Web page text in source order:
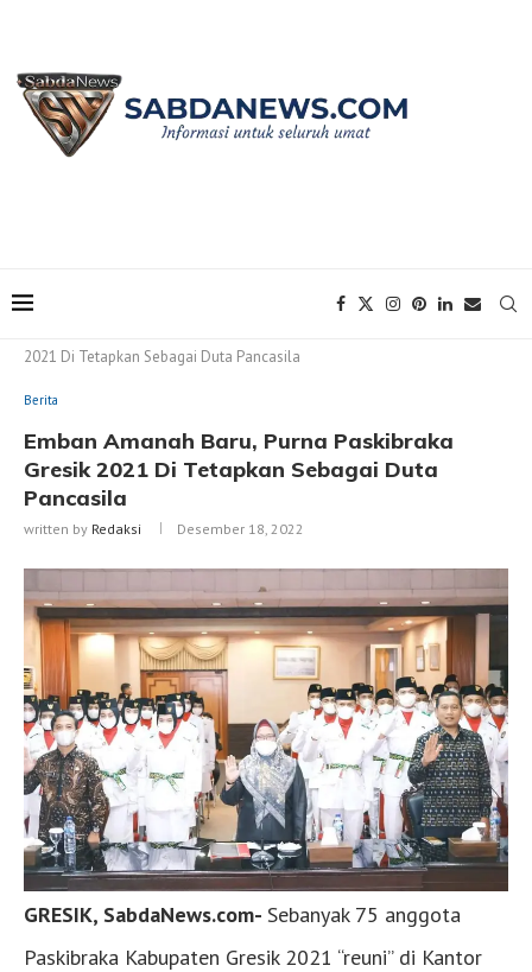
2021 Di Tetapkan Sebagai Duta Pancasila
Berita
Emban Amanah Baru, Purna Paskibraka
Gresik 2021 Di Tetapkan Sebagai Duta
Pancasila
written by Redaksi Desember 18, 2022
GRESIK, SabdaNews.com- Sebanyak 75 anggota
Paskibraka Kabupaten Gresik 2021 “reuni” di Kantor